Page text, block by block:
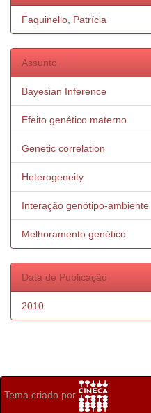
Faquinello, Patrícia
Assunto
Bayesian Inference
Efeito genético materno
Genetic correlation
Heterogeneity
Interação genótipo-ambiente
Melhoramento genético
Data de Publicação
2010
Tema criado por